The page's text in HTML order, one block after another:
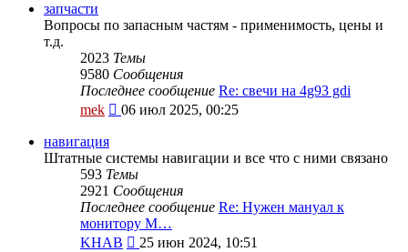
сообщению
запчасти
Вопросы по запасным частям - применимость, цены и
т.д.
2023 Темы
9580 Сообщения
Последнее сообщение Re: свечи на 4g93 gdi
mek
Перейти
сообщению
06 июл 2025, 00:25
навигация
Штатные системы навигации и все что с ними связано
593 Темы
2921 Сообщения
Последнее сообщение Re: Нужен мануал к
монитору M…
KHAB
Перейти
25 июн 2024, 10:51